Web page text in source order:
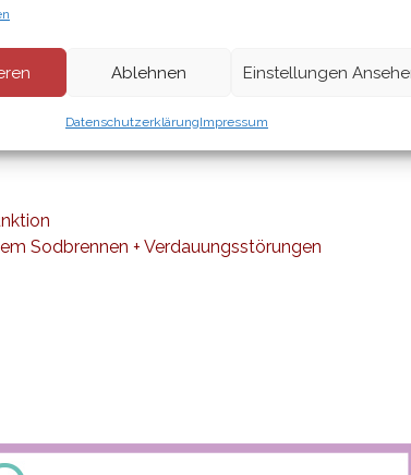
Ablehnen Einstellungen
DatenschutzerklärungImpressum
Sodbrennen + Verdauungsstörungen